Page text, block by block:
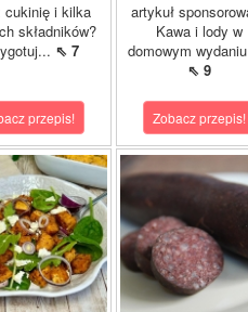
cukinię i kilka
składników?
⇖ 7
przepis!
artykuł
Kawa i lody w
domowym
⇖ 9
Zobacz przepis!